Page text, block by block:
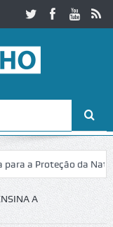
a Proteção da
de Cerveira assegura
A